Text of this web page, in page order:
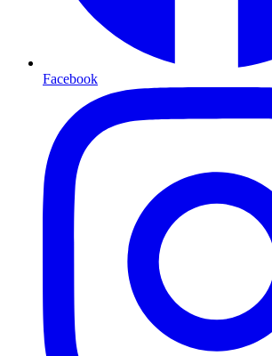
Facebook